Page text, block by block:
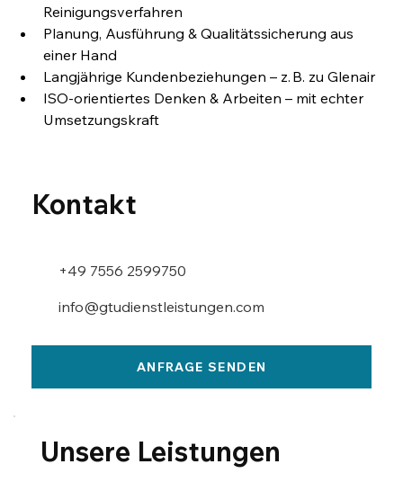
Reinigungsverfahren
Planung, Ausführung & Qualitätssicherung aus
einer Hand
Langjährige Kundenbeziehungen – z. B. zu Glenair
ISO-orientiertes Denken & Arbeiten – mit echter
Umsetzungskraft
Kontakt
+49 7556 2599750
info@gtudienstleistungen.com
ANFRAGE SENDEN
Unsere Leistungen